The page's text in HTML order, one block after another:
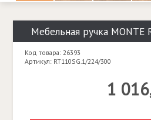
Мебельная ручка MONTE
Код товара: 26393
Артикул: RT110SG.1/224/300
1